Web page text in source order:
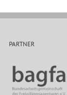
PARTNER